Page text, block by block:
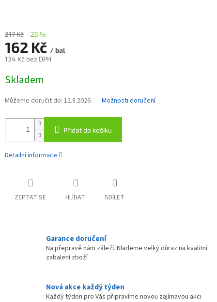
217 Kč –25 %
162 Kč / bal
134 Kč bez DPH
cena:
Skladem
Můžeme doručit do: 12.8.2026 Možnosti doručení
Přidat do košíku
Detailní informace
ZEPTAT SE HLÍDAT SDÍLET
Garance doručení
Na přepravě nám záleží. Klademe velký důraz na kvalitní
zabalení zboží
Nová akce každý týden
Každý týden pro Vás připravíme novou zajímavou akci